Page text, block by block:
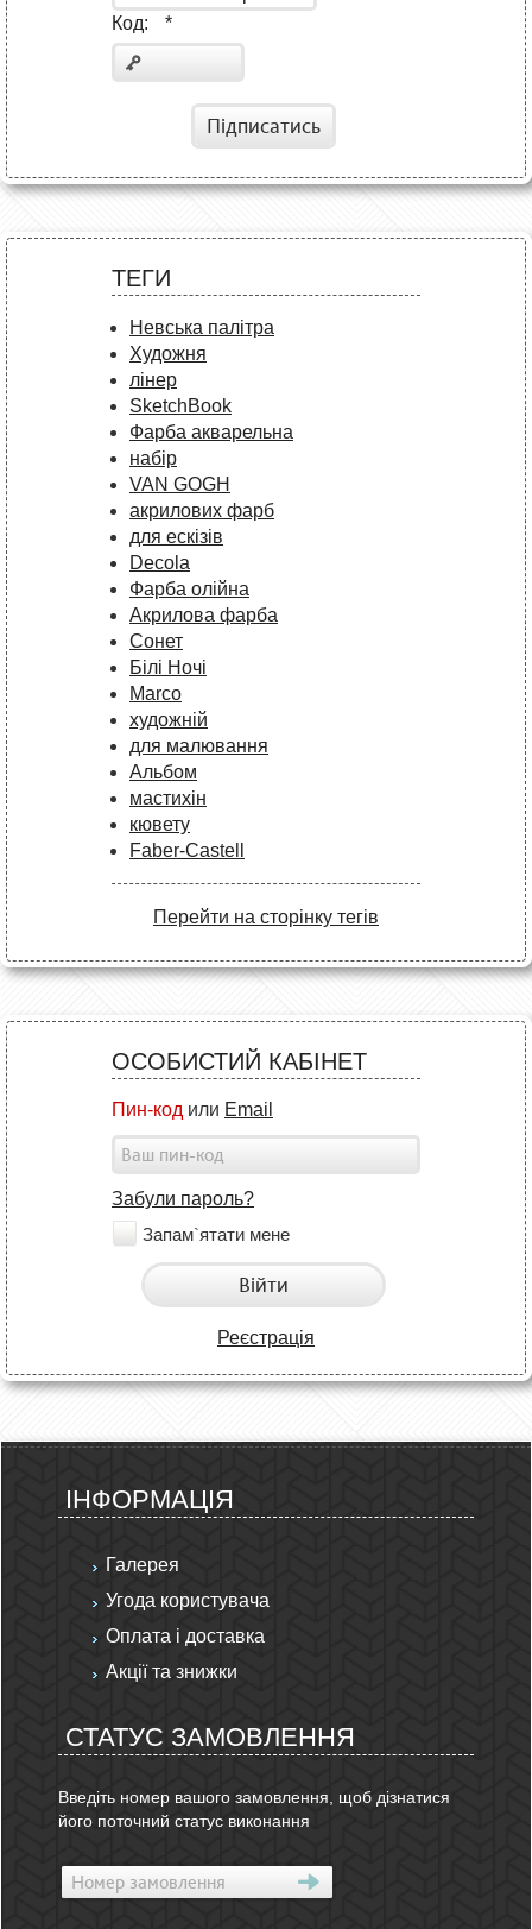
Код: *
Підписатись
ТЕГИ
Невська палітра
Художня
лінер
SketchBook
Фарба акварельна
набір
VAN GOGH
акрилових фарб
для ескізів
Decola
Фарба олійна
Акрилова фарба
Сонет
Білі Ночі
Marco
художній
для малювання
Альбом
мастихін
кювету
Faber-Castell
Перейти на сторінку тегів
ОСОБИСТИЙ КАБІНЕТ
Пин-код или Email
Забули пароль?
Запам`ятати мене
Війти
Реєстрація
ІНФОРМАЦІЯ
Галерея
Угода користувача
Оплата і доставка
Акції та знижки
СТАТУС ЗАМОВЛЕННЯ
Введіть номер вашого замовлення, щоб дізнатися
його поточний статус виконання